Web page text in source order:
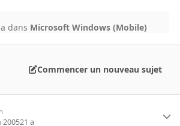
dans Microsoft Windows (Mobile)
Commencer un nouveau sujet
200521 a